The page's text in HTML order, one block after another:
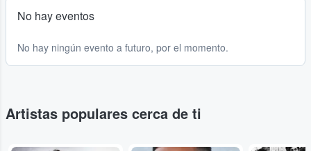
No hay eventos
No hay ningún evento a futuro, por el momento.
Artistas populares cerca de ti